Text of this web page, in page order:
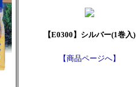
【E0300】シルバー(1巻入)
【商品ページへ】